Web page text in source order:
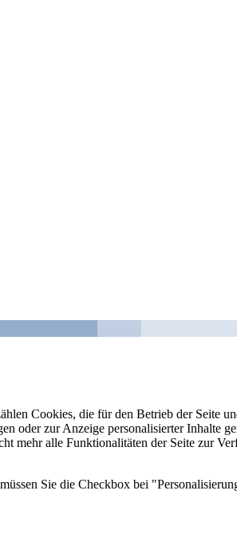
Cookies, die für den Betrieb der Seite
zur Anzeige personalisierter Inhalte
mehr alle Funktionalitäten der Seite zur
Sie die Checkbox bei